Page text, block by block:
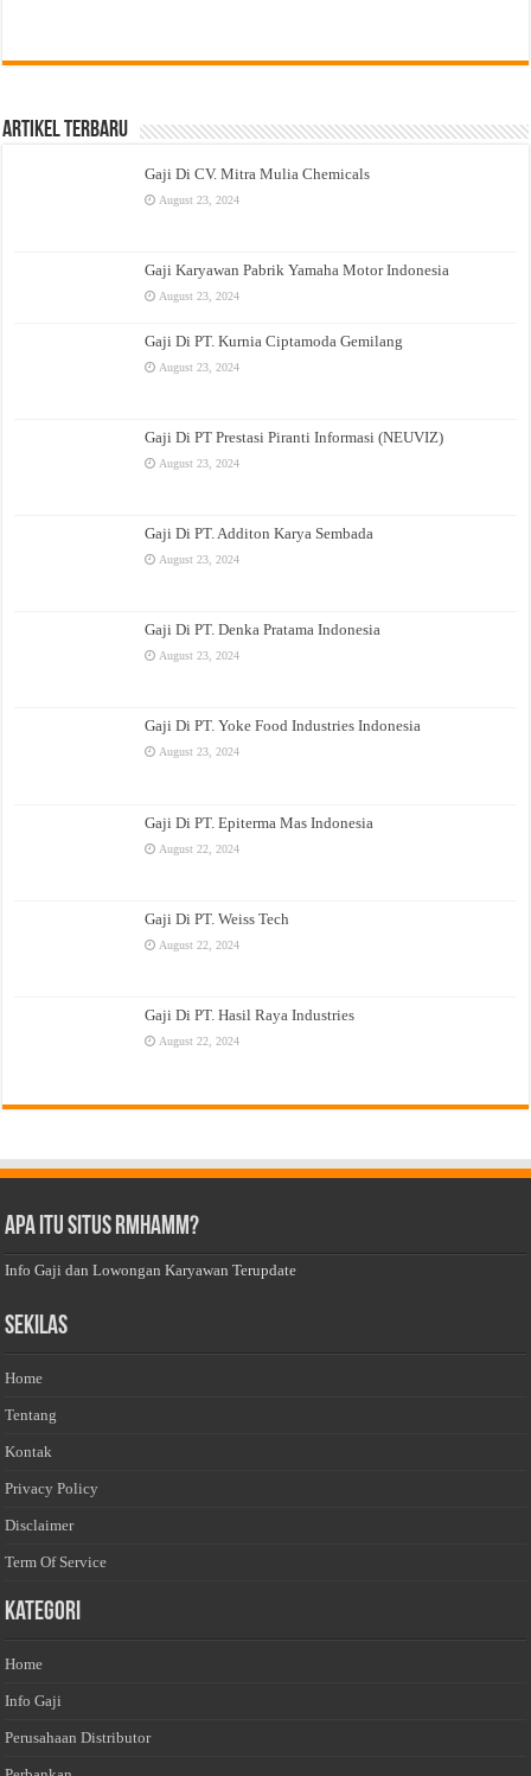
Artikel Terbaru
Gaji Di CV. Mitra Mulia Chemicals
August 23, 2024
Gaji Karyawan Pabrik Yamaha Motor Indonesia
August 23, 2024
Gaji Di PT. Kurnia Ciptamoda Gemilang
August 23, 2024
Gaji Di PT Prestasi Piranti Informasi (NEUVIZ)
August 23, 2024
Gaji Di PT. Additon Karya Sembada
August 23, 2024
Gaji Di PT. Denka Pratama Indonesia
August 23, 2024
Gaji Di PT. Yoke Food Industries Indonesia
August 23, 2024
Gaji Di PT. Epiterma Mas Indonesia
August 22, 2024
Gaji Di PT. Weiss Tech
August 22, 2024
Gaji Di PT. Hasil Raya Industries
August 22, 2024
Apa Itu Situs Rmhamm?
Info Gaji dan Lowongan Karyawan Terupdate
Sekilas
Home
Tentang
Kontak
Privacy Policy
Disclaimer
Term Of Service
Kategori
Home
Info Gaji
Perusahaan Distributor